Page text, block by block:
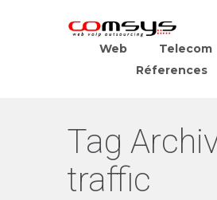
Web Telecom
Réferences
Tag
traffic